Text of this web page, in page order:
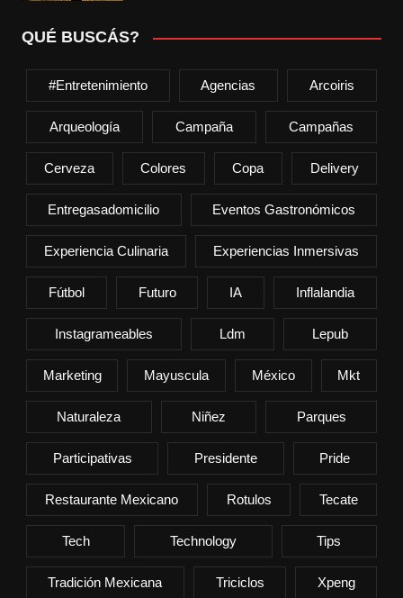
QUÉ BUSCÁS?
#entretenimiento Agencias Arcoiris
Arqueología Campaña Campañas
Cerveza Colores Copa Delivery
Entregasadomicilio Eventos Gastronómicos
Experiencia Culinaria Experiencias Inmersivas
Fútbol Futuro IA Inflalandia
Instagrameables Ldm Lepub
Marketing Mayuscula México Mkt
Naturaleza Niñez Parques
Participativas Presidente Pride
Restaurante Mexicano Rotulos Tecate
Tech Technology Tips
Tradición Mexicana Triciclos Xpeng